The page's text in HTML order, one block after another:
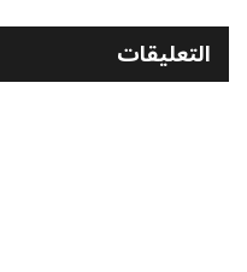
التعليقات